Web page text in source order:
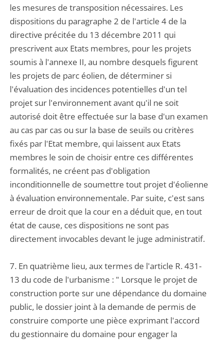
les mesures de transposition nécessaires. Les
dispositions du paragraphe 2 de l'article 4 de la
directive précitée du 13 décembre 2011 qui
prescrivent aux Etats membres, pour les projets
soumis à l'annexe II, au nombre desquels figurent
les projets de parc éolien, de déterminer si
l'évaluation des incidences potentielles d'un tel
projet sur l'environnement avant qu'il ne soit
autorisé doit être effectuée sur la base d'un examen
au cas par cas ou sur la base de seuils ou critères
fixés par l'Etat membre, qui laissent aux Etats
membres le soin de choisir entre ces différentes
formalités, ne créent pas d'obligation
inconditionnelle de soumettre tout projet d'éolienne
à évaluation environnementale. Par suite, c'est sans
erreur de droit que la cour en a déduit que, en tout
état de cause, ces dispositions ne sont pas
directement invocables devant le juge administratif.
7. En quatrième lieu, aux termes de l'article R. 431-
13 du code de l'urbanisme : " Lorsque le projet de
construction porte sur une dépendance du domaine
public, le dossier joint à la demande de permis de
construire comporte une pièce exprimant l'accord
du gestionnaire du domaine pour engager la